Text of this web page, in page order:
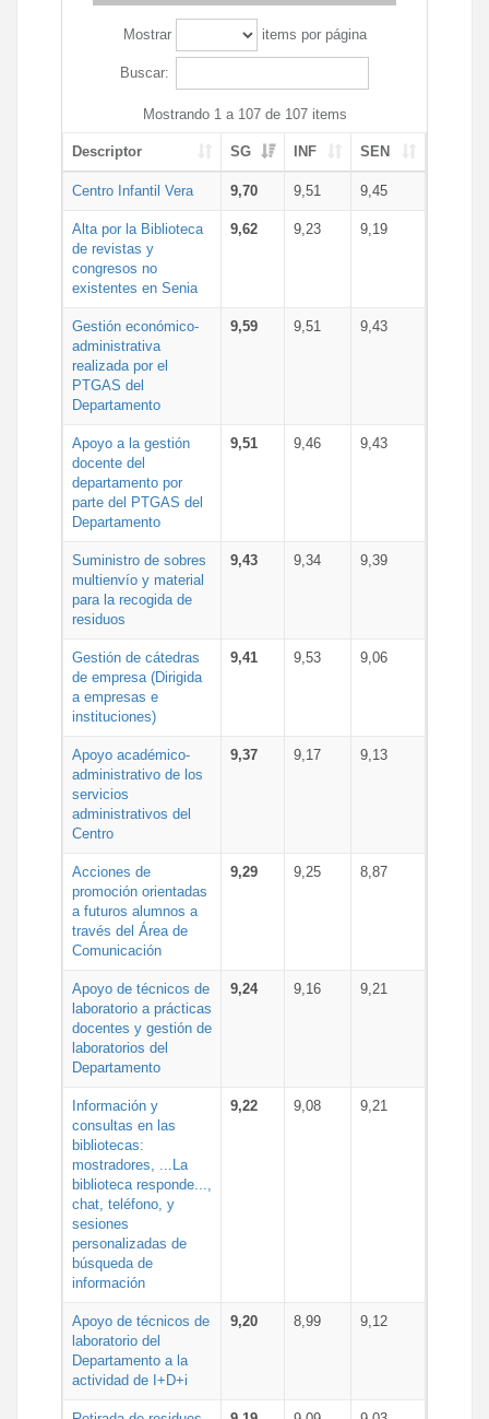
Mostrar items por página
Buscar:
Mostrando 1 a 107 de 107 items
Descriptor SG INF SEN
Centro Infantil Vera 9,70 9,51 9,45
Alta por la Biblioteca
de revistas y
congresos no
existentes en Senia
9,62 9,23 9,19
Gestión económico-
administrativa
realizada por el
PTGAS del
Departamento
9,59 9,51 9,43
Apoyo a la gestión
docente del
departamento por
parte del PTGAS del
Departamento
9,51 9,46 9,43
Suministro de sobres
multienvío y material
para la recogida de
residuos
9,43 9,34 9,39
Gestión de cátedras
de empresa (Dirigida
a empresas e
instituciones)
9,41 9,53 9,06
Apoyo académico-
administrativo de los
servicios
administrativos del
Centro
9,37 9,17 9,13
Acciones de
promoción orientadas
a futuros alumnos a
través del Área de
Comunicación
9,29 9,25 8,87
Apoyo de técnicos de
laboratorio a prácticas
docentes y gestión de
laboratorios del
Departamento
9,24 9,16 9,21
Información y
consultas en las
bibliotecas:
mostradores, ...La
biblioteca responde...,
chat, teléfono, y
sesiones
personalizadas de
búsqueda de
información
9,22 9,08 9,21
Apoyo de técnicos de
laboratorio del
Departamento a la
actividad de I+D+i
9,20 8,99 9,12